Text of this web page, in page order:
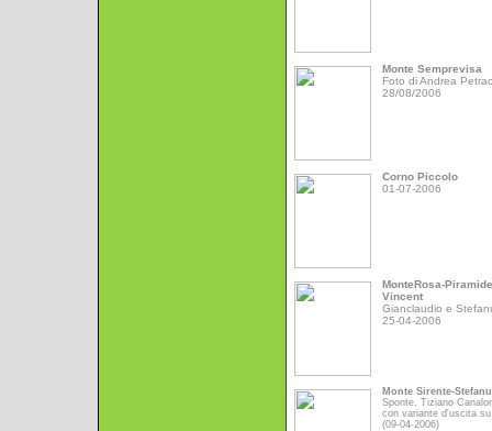
Monte Semprevisa
Foto di Andrea
28/08/2006
Corno Piccolo
01-07-2006
MonteRosa-Piramide
Vincent
Gianclaudio e
25-04-2006
Monte Sirente-
Sponte, Tiziano
con variante d'uscita
(09-04-2006)